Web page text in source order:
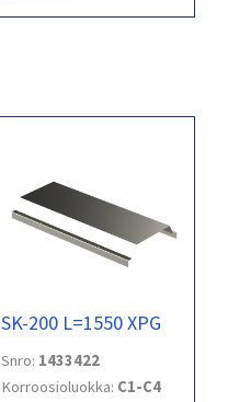
SK-200 L=1550 XPG
Snro: 1433422
Korroosioluokka: C1-C4